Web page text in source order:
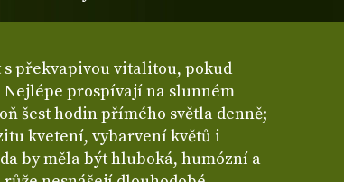
s překvapivou vitalitou, pokud
prospívají na slunném
šest hodin přímého světla denně;
kvetení, vybarvení květů i
by měla být hluboká, humózní a